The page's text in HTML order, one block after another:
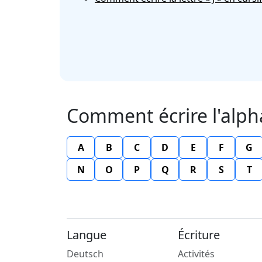
Comment écrire
A B C D E F
G
N
O P Q R S T
Langue
Deutsch
Écriture
Activités